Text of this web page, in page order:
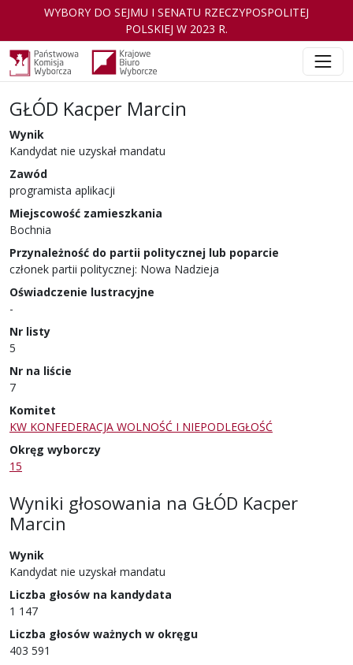
WYBORY DO SEJMU I SENATU RZECZYPOSPOLITEJ
POLSKIEJ W 2023 R.
GŁÓD Kacper Marcin
Wynik
Kandydat nie uzyskał mandatu
Zawód
programista aplikacji
Miejscowość zamieszkania
Bochnia
Przynależność do partii politycznej lub poparcie
członek partii politycznej: Nowa Nadzieja
Oświadczenie lustracyjne
-
Nr listy
5
Nr na liście
7
Komitet
KW KONFEDERACJA WOLNOŚĆ I NIEPODLEGŁOŚĆ
Okręg wyborczy
15
Wyniki głosowania na GŁÓD Kacper
Marcin
Wynik
Kandydat nie uzyskał mandatu
Liczba głosów na kandydata
1 147
Liczba głosów ważnych w okręgu
403 591